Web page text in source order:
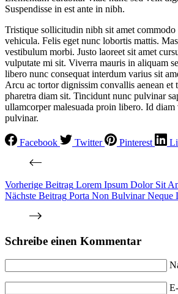
Suspendisse in est ante in nibh.
Tristique sollicitudin nibh sit amet
vehicula. Felis eget nunc lobortis mattis.
vestibulum morbi. Justo laoreet sit amet
vulputate mi sit. Viverra mauris in aliquam
libero nunc consequat interdum varius sit
Arcu ac tortor dignissim convallis aenean et
pharetra diam sit. Tincidunt nunc pulvinar
ullamcorper malesuada proin libero. Id diam
pulvinar.
Facebook Twitter Pinterest
Vorherige Beitrag Lorem Ipsum Dolor Sit
Nächste Beitrag Porta Non Bulvinar Neque
Schreibe einen Kommentar